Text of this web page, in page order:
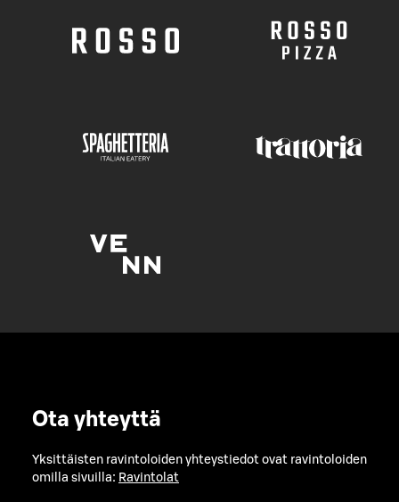
Ota yhteyttä
Yksittäisten ravintoloiden yhteystiedot ovat ravintoloiden
omilla sivuilla: Ravintolat